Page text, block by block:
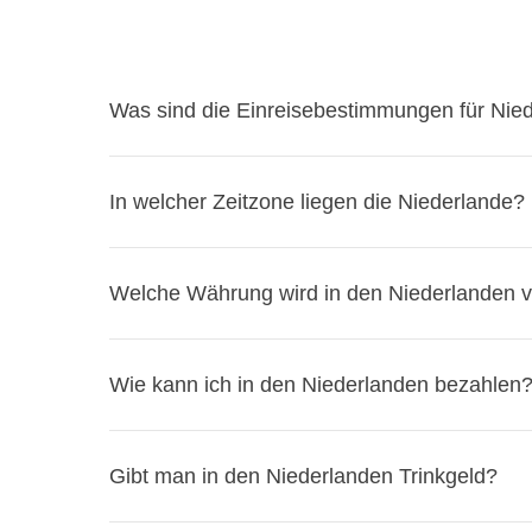
Was sind die Einreisebestimmungen für
FindedieEinreisebestimmungen für Niederlande
Deutsche Staatsbürger:Reisehinweise auf
Schweizerische Staatsbürger:
In welcher Zeitzone liegen die Niederlande?
DieNiederlande liegen in der
Welche Währung wird in den Niederlanden
In den Niederlanden wird der Euro (EUR)
als
Wie kann ich in den Niederlanden bezahlen?
In den Niederlanden kannst du bequem mit
Gibt man in den Niederlanden Trinkgeld?